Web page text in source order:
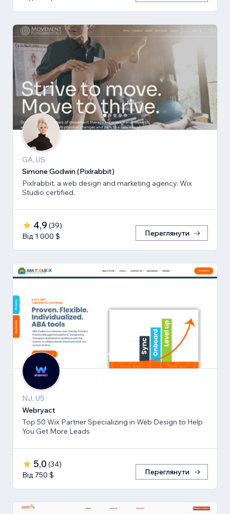
GA, US
Simone Godwin (Pixlrabbit)
Pixlrabbit, a web design and marketing agency. Wix
Studio certified.
4,9 (39)
Від 1 000 $
Переглянути
NJ, US
Webryact
Top 50 Wix Partner Specializing in Web Design to Help
You Get More Leads
5,0 (34)
Від 750 $
Переглянути